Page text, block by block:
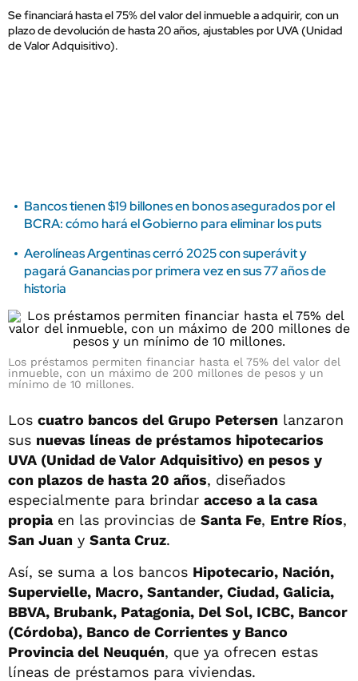
Se financiará hasta el 75% del valor del inmueble a adquirir, con un
plazo de devolución de hasta 20 años, ajustables por UVA (Unidad
de Valor Adquisitivo).
Bancos tienen $19 billones en bonos asegurados por el
BCRA: cómo hará el Gobierno para eliminar los puts
Aerolíneas Argentinas cerró 2025 con superávit y
pagará Ganancias por primera vez en sus 77 años de
historia
Los préstamos permiten financiar hasta el 75% del valor del
inmueble, con un máximo de 200 millones de pesos y un
mínimo de 10 millones.
Los cuatro bancos del Grupo Petersen lanzaron
sus nuevas líneas de préstamos hipotecarios
UVA (Unidad de Valor Adquisitivo) en pesos y
con plazos de hasta 20 años, diseñados
especialmente para brindar acceso a la casa
propiaen las provincias de Santa Fe, Entre Ríos,
San Juan y Santa Cruz.
Así, se suma a los bancos Hipotecario, Nación,
Supervielle, Macro, Santander, Ciudad, Galicia,
BBVA, Brubank, Patagonia, Del Sol, ICBC, Bancor
(Córdoba), Banco de Corrientes y Banco
Provincia del Neuquén, que ya ofrecen estas
líneas de préstamos para viviendas.